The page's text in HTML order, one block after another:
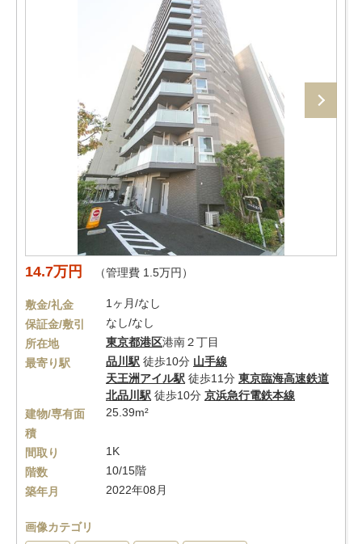
14.7万円 （管理費 1.5万円）
敷金/礼金
1ヶ月/なし
保証金/敷引
なし/なし
所在地
東京都港区港南２丁目
最寄り駅
品川駅 徒歩10分 山手線
天王洲アイル駅 徒歩11分 東京臨海高速鉄道
北品川駅 徒歩10分 京浜急行電鉄本線
建物/専有面
積
25.39m²
間取り
1K
階数
10/15階
築年月
2022年08月
画像カテゴリ